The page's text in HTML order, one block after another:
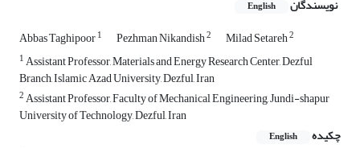
نویسندگان English
Abbas Taghipoor1 Pezhman Nikandish2 Milad Setareh2
1Assistant Professor, Materials and Energy Research Center, Dezful
Branch, Islamic Azad University, Dezful, Iran
2Assistant Professor, Faculty of Mechanical Engineering, Jundi-shapur
University of Technology, Dezful, Iran
چکیده
English